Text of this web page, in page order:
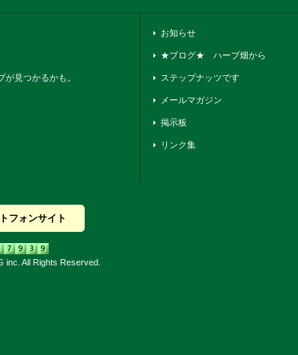
が見つかるかも。
お知らせ
★ブログ★ ハーブ畑から
ステップナッツです
メールマガジン
掲示板
リンク集
フォンサイト
inc. All Rights Reserved.